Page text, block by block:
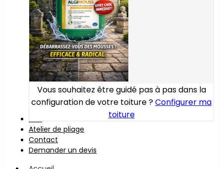
Vous souhaitez être guidé pas à pas dans la
configuration de votre toiture ?Configurer ma
toiture
Atelier de pliage
Contact
Demander un devis